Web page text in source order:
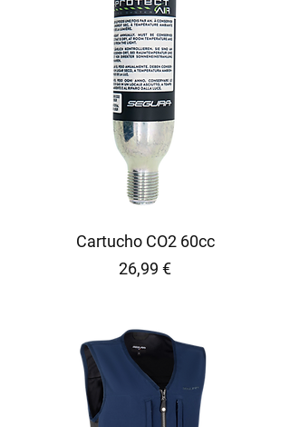
Cartucho CO2 60cc
Precio
26,99 €